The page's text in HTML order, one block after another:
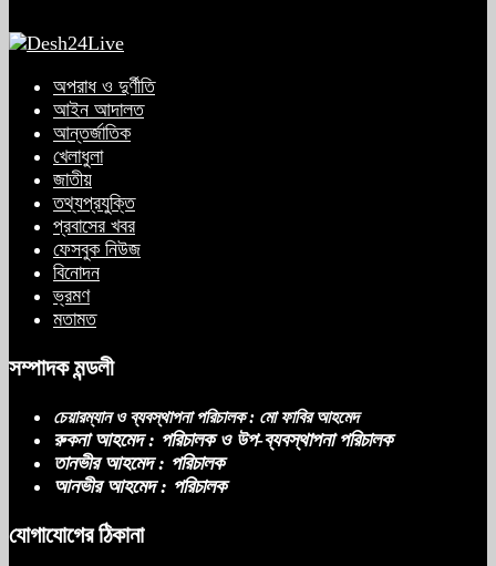
অপরাধ ও দুর্ণীতি
আইন আদালত
আন্তর্জাতিক
খেলাধুলা
জাতীয়
তথ্যপ্রযুক্তি
প্রবাসের খবর
ফেসবুক নিউজ
বিনোদন
ভ্রমণ
মতামত
সম্পাদক মন্ডলী
চেয়ারম্যান ও ব্যবস্থাপনা পরিচালক : মো ফাবির আহমেদ
রুকনা আহমেদ : পরিচালক ও উপ-ব্যবস্থাপনা পরিচালক
তানভীর আহমেদ : পরিচালক
আনভীর আহমেদ : পরিচালক
যোগাযোগের ঠিকানা